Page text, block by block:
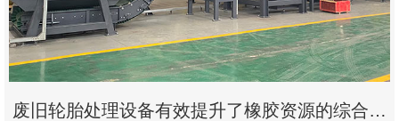
州
市
九
废旧轮胎处理设备有效提升了橡胶资源的综合利